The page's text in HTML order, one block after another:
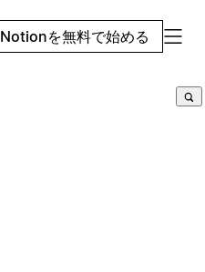
Notionを無料で始める